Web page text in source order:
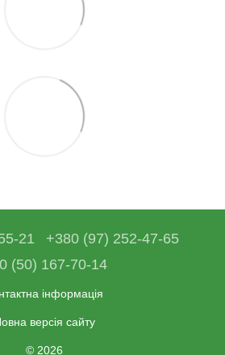
21
+380 (97) 252-47-65
(50) 167-70-14
інформація
версія сайту
© 2026